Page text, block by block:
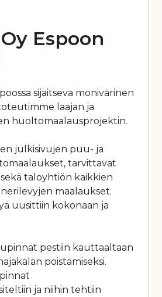
Espoon
sijaitseva monivärinen
laajan ja
huoltomaalausprojektin.
julkisivujen puu- ja
tarvittavat
taloyhtiön kaikkien
maalaukset.
uusittiin kokonaan ja
pestiin kauttaaltaan
poistamiseksi.
ja niihin tehtiin